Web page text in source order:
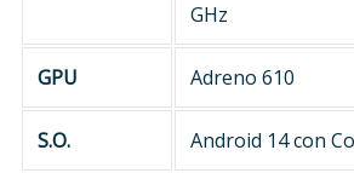
GHz
GPU Adreno 610
S.O. Android 14 con